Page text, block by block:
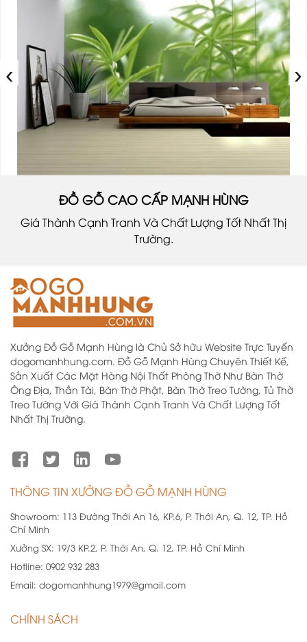
‹ ›
ĐỒ GỖ CAO CẤP MẠNH HÙNG
Giá Thành Cạnh Tranh Và Chất Lượng Tốt Nhất Thị
Trường.
Xưởng Đồ Gỗ Mạnh Hùng là Chủ Sở hữu Website Trực Tuyến
dogomanhhung.com. Đồ Gỗ Mạnh Hùng Chuyên Thiết Kế,
Sản Xuất Các Mặt Hàng Nội Thất Phòng Thờ Như Bàn Thờ
Ông Địa, Thần Tài, Bàn Thờ Phật, Bàn Thờ Treo Tường, Tủ Thờ
Treo Tường Với Giá Thành Cạnh Tranh Và Chất Lượng Tốt
Nhất Thị Trường.
THÔNG TIN XƯỞNG ĐỒ GỖ MẠNH HÙNG
Showroom: 113 Đường Thới An 16, KP.6, P. Thới An, Q. 12, TP. Hồ
Chí Minh
Xưởng SX: 19/3 KP.2, P. Thới An, Q. 12, TP. Hồ Chí Minh
Hotline: 0902 932 283
Email: dogomanhhung1979@gmail.com
CHÍNH SÁCH